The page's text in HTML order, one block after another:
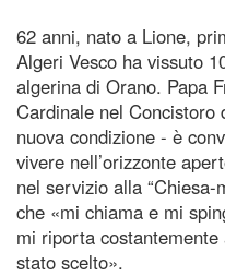
62 anni, nato a Lione,
Algeri Vesco ha vissuto
algerina di Orano. Papa
Cardinale nel Concistoro
nuova condizione - è
vivere nell’orizzonte
nel servizio alla “Chiesa-
che «mi chiama e mi
mi riporta
stato scelto».